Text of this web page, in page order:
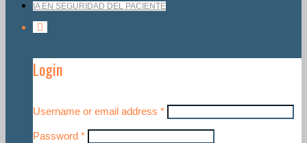
IA EN SEGURIDAD DEL PACIENTE
Login
Username or email address *
Password *